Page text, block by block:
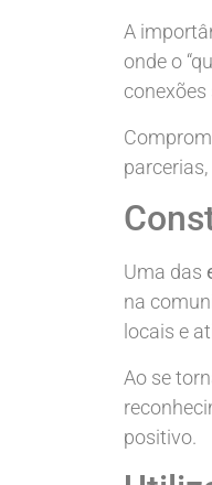
A
onde o
Uma das
na
locais e
Ao se
positivo.